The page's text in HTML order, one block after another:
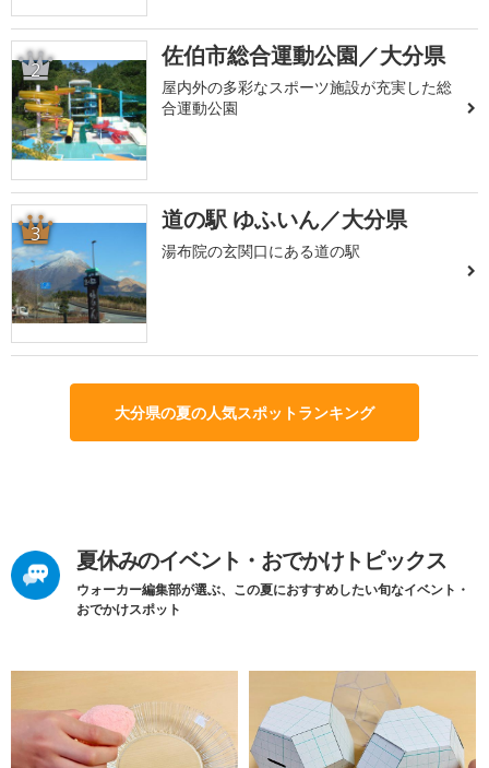
2 佐伯市総合運動公園／大分県
屋内外の多彩なスポーツ施設が充実した総
合運動公園
3 道の駅 ゆふいん／大分県
湯布院の玄関口にある道の駅
大分県の夏の人気スポットランキング
夏休みのイベント・おでかけトピックス
ウォーカー編集部が選ぶ、この夏におすすめしたい旬なイベント・
おでかけスポット